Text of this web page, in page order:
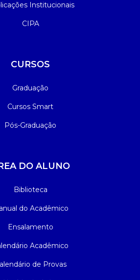
Institucionais
CIPA
CURSOS
Graduação
Cursos Smart
Pós-Graduação
DO ALUNO
Biblioteca
do Acadêmico
Ensalamento
Acadêmico
de Provas